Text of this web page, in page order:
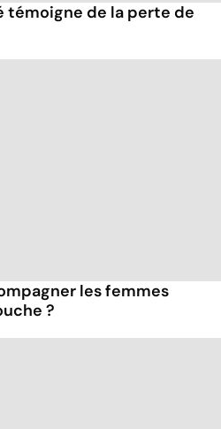
témoigne de la perte de
les femmes
?